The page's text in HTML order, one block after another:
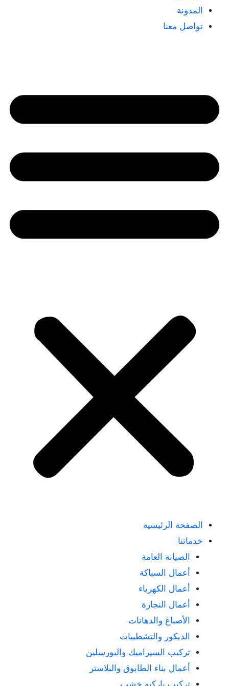
المدونة
تواصل معنا
الصفحة الرئيسية
خدماتنا
الصيانة العامة
أعمال السباكة
أعمال الكهرباء
أعمال النجارة
الأصباغ والدهانات
الديكور والتشطيبات
تركيب السيراميك والبورسلين
أعمال بناء الطابوق والبلاستر